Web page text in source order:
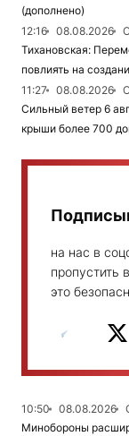
(дополнено)
12:16
08.08.2026
Тихановская:
повлиять на
11:27
08.08.2026
Сильный ветер 6
крыши более 700
на нас в
пропустить
это
10:50 08.08.2026
Минобороны